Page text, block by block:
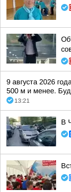
9 августа 2026
500 м и менее.
13:21
В